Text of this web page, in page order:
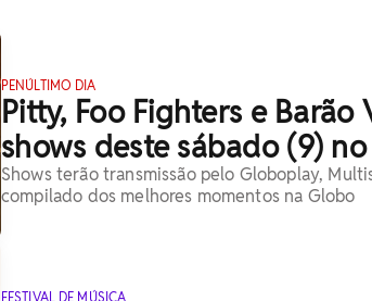
PENÚLTIMO DIA
Pitty, Foo Fighters e
shows deste sábado (9)
Shows terão transmissão pelo Globoplay,
compilado dos melhores momentos na Globo
FESTIVAL DE MÚSICA